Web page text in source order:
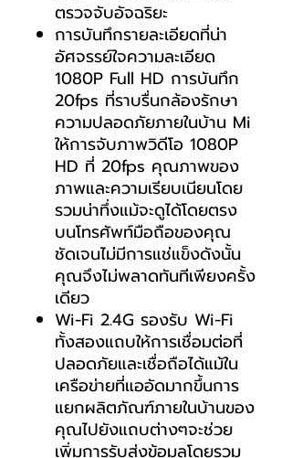
ตรวจจับอัจฉริยะ
การบันทึกรายละเอียดที่น่า
อัศจรรย์ใจความละเอียด
1080P Full HD การบันทึก
20fps ที่ราบรื่นกล้องรักษา
ความปลอดภัยภายในบ้าน Mi
ให้การจับภาพวิดีโอ 1080P
HD ที่ 20fps คุณภาพของ
ภาพและความเรียบเนียนโดย
รวมน่าทึ่งแม้จะดูได้โดยตรง
บนโทรศัพท์มือถือของคุณ
ชัดเจนไม่มีการแช่แข็งดังนั้น
คุณจึงไม่พลาดทันทีเพียงครั้ง
เดียว
Wi-Fi 2.4G รองรับ Wi-Fi
ทั้งสองแถบให้การเชื่อมต่อที่
ปลอดภัยและเชื่อถือได้แม้ใน
เครือข่ายที่แออัดมากขึ้นการ
แยกผลิตภัณฑ์ภายในบ้านของ
คุณไปยังแถบต่างๆจะช่วย
เพิ่มการรับส่งข้อมูลโดยรวม